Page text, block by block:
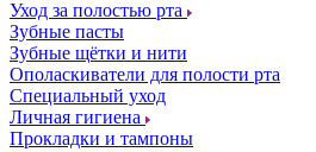
Уход за полостью рта
Зубные пасты
Зубные щётки и нити
Ополаскиватели для полости рта
Специальный уход
Личная гигиена
Прокладки и тампоны